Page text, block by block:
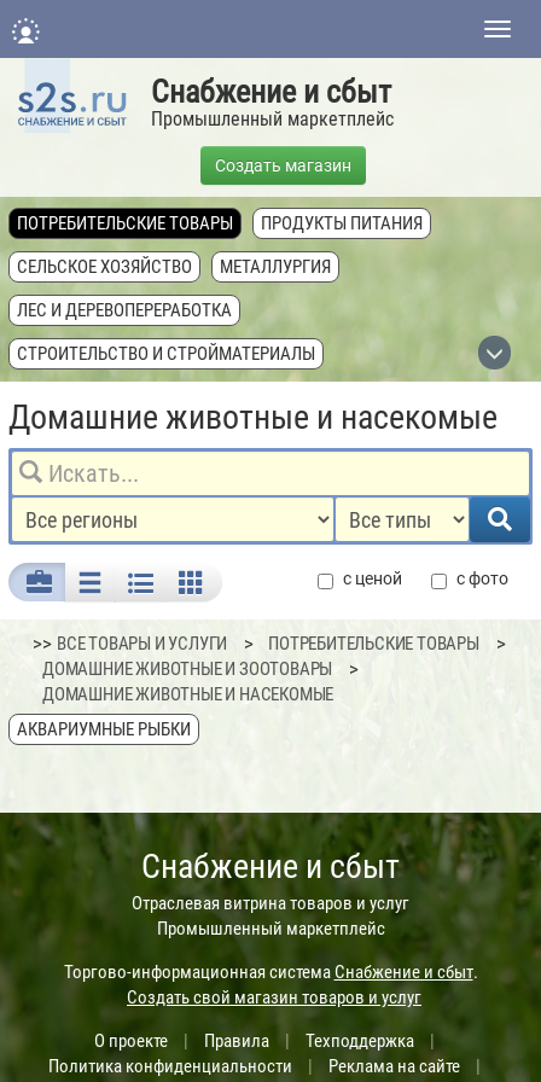
Снабжение и сбыт
Промышленный маркетплейс
Создать магазин
ПОТРЕБИТЕЛЬСКИЕ ТОВАРЫ
ПРОДУКТЫ ПИТАНИЯ
СЕЛЬСКОЕ ХОЗЯЙСТВО
МЕТАЛЛУРГИЯ
ЛЕС И ДЕРЕВОПЕРЕРАБОТКА
СТРОИТЕЛЬСТВО И СТРОЙМАТЕРИАЛЫ
ТОПЛИВНАЯ ПРОМЫШЛЕННОСТЬ
ТЕХНИКА, ОБОРУДОВАНИЕ, КОМПЛЕКТУЮЩИЕ
НЕДВИЖИМОСТЬ И ЗЕМЛЯ
Домашние животные и насекомые
с ценой с фото
>>ВСЕ ТОВАРЫ И УСЛУГИ
ПОТРЕБИТЕЛЬСКИЕ ТОВАРЫ
ДОМАШНИЕ ЖИВОТНЫЕ И ЗООТОВАРЫ
ДОМАШНИЕ ЖИВОТНЫЕ И НАСЕКОМЫЕ
АКВАРИУМНЫЕ РЫБКИ
Снабжение и сбыт
Отраслевая витрина товаров и услуг
Промышленный маркетплейс
Торгово-информационная системаСнабжение и сбыт.
Создать свой магазин товаров и услуг
О проекте
Правила Техподдержка
Политика конфиденциальности
Реклама на сайте